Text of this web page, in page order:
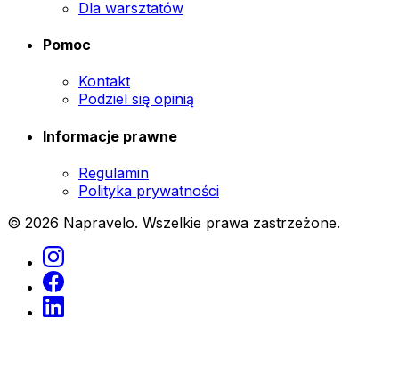
Dla warsztatów
Pomoc
Kontakt
Podziel się opinią
Informacje prawne
Regulamin
Polityka prywatności
© 2026 Napravelo. Wszelkie prawa zastrzeżone.